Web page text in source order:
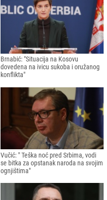
Brnabić: "Situacija na Kosovu
dovedena na ivicu sukoba i oružanog
konflikta"
Vučić: " Teška noć pred Srbima, vodi
se bitka za opstanak naroda na svojim
ognjištima"